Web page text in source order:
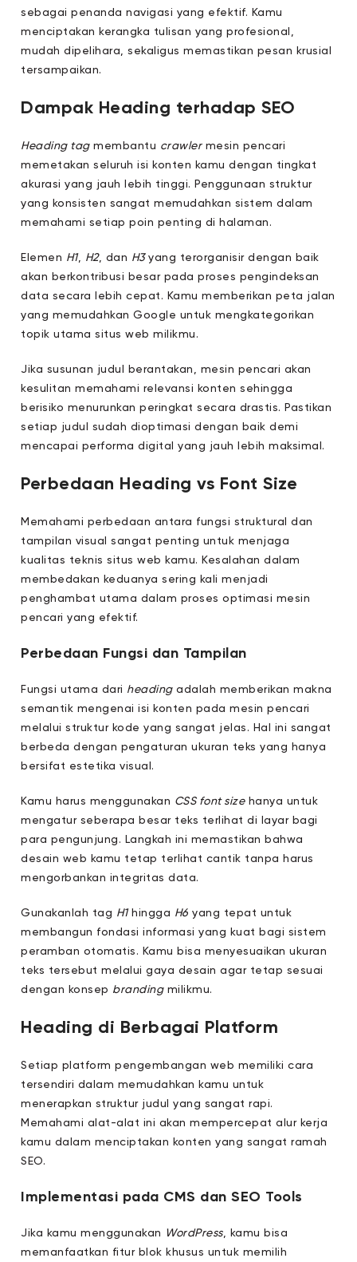
sebagai penanda navigasi yang efektif. Kamu
menciptakan kerangka tulisan yang profesional,
mudah dipelihara, sekaligus memastikan pesan krusial
tersampaikan.
Dampak Heading terhadap SEO
Heading tagmembantu crawlermesin pencari
memetakan seluruh isi konten kamu dengan tingkat
akurasi yang jauh lebih tinggi. Penggunaan struktur
yang konsisten sangat memudahkan sistem dalam
memahami setiap poin penting di halaman.
Elemen H1, H2, dan H3yang terorganisir dengan baik
akan berkontribusi besar pada proses pengindeksan
data secara lebih cepat. Kamu memberikan peta jalan
yang memudahkan Google untuk mengkategorikan
topik utama situs web milikmu.
Jika susunan judul berantakan, mesin pencari akan
kesulitan memahami relevansi konten sehingga
berisiko menurunkan peringkat secara drastis. Pastikan
setiap judul sudah dioptimasi dengan baik demi
mencapai performa digital yang jauh lebih maksimal.
Perbedaan Heading vs Font Size
Memahami perbedaan antara fungsi struktural dan
tampilan visual sangat penting untuk menjaga
kualitas teknis situs web kamu. Kesalahan dalam
membedakan keduanya sering kali menjadi
penghambat utama dalam proses optimasi mesin
pencari yang efektif.
Perbedaan Fungsi dan Tampilan
Fungsi utama dari headingadalah memberikan makna
semantik mengenai isi konten pada mesin pencari
melalui struktur kode yang sangat jelas. Hal ini sangat
berbeda dengan pengaturan ukuran teks yang hanya
bersifat estetika visual.
Kamu harus menggunakan CSS font sizehanya untuk
mengatur seberapa besar teks terlihat di layar bagi
para pengunjung. Langkah ini memastikan bahwa
desain web kamu tetap terlihat cantik tanpa harus
mengorbankan integritas data.
Gunakanlah tag H1hingga H6 yang tepat untuk
membangun fondasi informasi yang kuat bagi sistem
peramban otomatis. Kamu bisa menyesuaikan ukuran
teks tersebut melalui gaya desain agar tetap sesuai
dengan konsep brandingmilikmu.
Heading di Berbagai Platform
Setiap platform pengembangan web memiliki cara
tersendiri dalam memudahkan kamu untuk
menerapkan struktur judul yang sangat rapi.
Memahami alat-alat ini akan mempercepat alur kerja
kamu dalam menciptakan konten yang sangat ramah
SEO.
Implementasi pada CMS dan SEO Tools
Jika kamu menggunakan WordPress, kamu bisa
memanfaatkan fitur blok khusus untuk memilih